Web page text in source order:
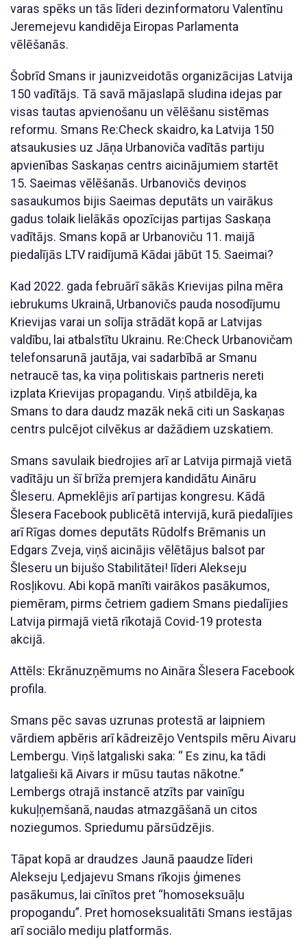
varas spēks un tās līderi dezinformatoru Valentīnu
Jeremejevu kandidēja Eiropas Parlamenta
vēlēšanās.
Šobrīd Smans ir jaunizveidotās organizācijas Latvija
150 vadītājs. Tā savā mājaslapā sludina idejas par
visas tautas apvienošanu un vēlēšanu sistēmas
reformu. Smans Re:Check skaidro, ka Latvija 150
atsaukusies uz Jāņa Urbanoviča vadītās partiju
apvienības Saskaņas centrs aicinājumiem startēt
15. Saeimas vēlēšanās. Urbanovičs deviņos
sasaukumos bijis Saeimas deputāts un vairākus
gadus tolaik lielākās opozīcijas partijas Saskaņa
vadītājs. Smans kopā ar Urbanoviču 11. maijā
piedalījās LTV raidījumā Kādai jābūt 15. Saeimai?
Kad 2022. gada februārī sākās Krievijas pilna mēra
iebrukums Ukrainā, Urbanovičs pauda nosodījumu
Krievijas varai un solīja strādāt kopā ar Latvijas
valdību, lai atbalstītu Ukrainu. Re:Check Urbanovičam
telefonsarunā jautāja, vai sadarbībā ar Smanu
netraucē tas, ka viņa politiskais partneris nereti
izplata Krievijas propagandu. Viņš atbildēja, ka
Smans to dara daudz mazāk nekā citi un Saskaņas
centrs pulcējot cilvēkus ar dažādiem uzskatiem.
Smans savulaik biedrojies arī ar Latvija pirmajā vietā
vadītāju un šī brīža premjera kandidātu Aināru
Šleseru. Apmeklējis arī partijas kongresu. Kādā
Šlesera Facebook publicētā intervijā, kurā piedalījies
arī Rīgas domes deputāts Rūdolfs Brēmanis un
Edgars Zveja, viņš aicinājis vēlētājus balsot par
Šleseru un bijušo Stabilitātei! līderi Alekseju
Rosļikovu. Abi kopā manīti vairākos pasākumos,
piemēram, pirms četriem gadiem Smans piedalījies
Latvija pirmajā vietā rīkotajā Covid-19 protesta
akcijā.
Attēls: Ekrānuzņēmums no Aināra Šlesera Facebook
profila.
Smans pēc savas uzrunas protestā ar laipniem
vārdiem apbēris arī kādreizējo Ventspils mēru Aivaru
Lembergu. Viņš latgaliski saka: “ Es zinu, ka tādi
latgalieši kā Aivars ir mūsu tautas nākotne.”
Lembergs otrajā instancē atzīts par vainīgu
kukuļņemšanā, naudas atmazgāšanā un citos
noziegumos. Spriedumu pārsūdzējis.
Tāpat kopā ar draudzes Jaunā paaudze līderi
Alekseju Ļedjajevu Smans rīkojis ģimenes
pasākumus, lai cīnītos pret “homoseksuāļu
propogandu”. Pret homoseksualitāti Smans iestājas
arī sociālo mediju platformās.